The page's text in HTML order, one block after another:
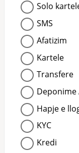
Solo
SMS
Afatizim
Kartele
Transfere
Deponime
Hapje e
KYC
Kredi